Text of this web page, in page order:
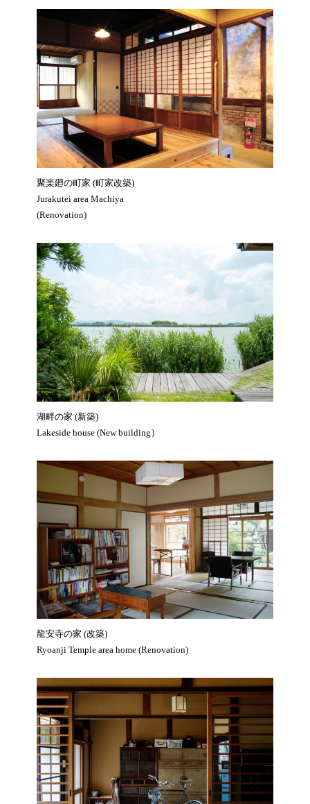
聚楽廻の町家 (町家改築)
Jurakutei area Machiya
(Renovation)
湖畔の家 (新築)
Lakeside house (New building）
龍安寺の家 (改築)
Ryoanji Temple area home (Renovation)